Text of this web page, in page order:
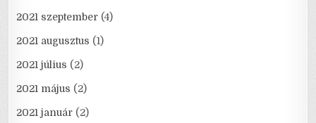
2021 szeptember (4)
2021 augusztus (1)
2021 július (2)
2021 május (2)
2021 január (2)